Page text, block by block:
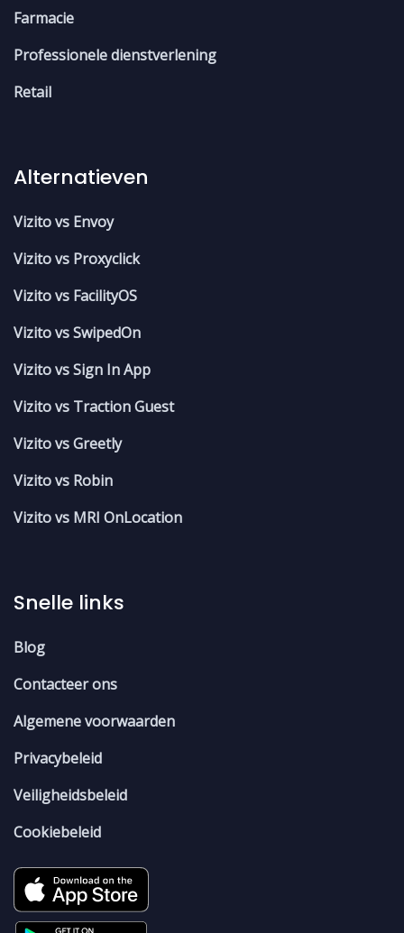
Farmacie
Professionele dienstverlening
Retail
Alternatieven
Vizito vs Envoy
Vizito vs Proxyclick
Vizito vs FacilityOS
Vizito vs SwipedOn
Vizito vs Sign In App
Vizito vs Traction Guest
Vizito vs Greetly
Vizito vs Robin
Vizito vs MRI OnLocation
Snelle links
Blog
Contacteer ons
Algemene voorwaarden
Privacybeleid
Veiligheidsbeleid
Cookiebeleid